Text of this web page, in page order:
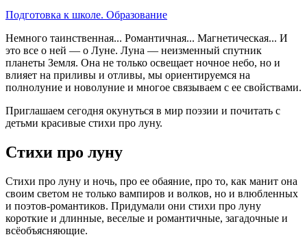
Подготовка к школе. Образование
Немного таинственная... Романтичная... Магнетическая... И
это все о ней — о Луне. Луна — неизменный спутник
планеты Земля. Она не только освещает ночное небо, но и
влияет на приливы и отливы, мы ориентируемся на
полнолуние и новолуние и многое связываем с ее свойствами.
Приглашаем сегодня окунуться в мир поэзии и почитать с
детьми красивые стихи про луну.
Стихи про луну
Стихи про луну и ночь, про ее обаяние, про то, как манит она
своим светом не только вампиров и волков, но и влюбленных
и поэтов-романтиков. Придумали они стихи про луну
короткие и длинные, веселые и романтичные, загадочные и
всёобъясняющие.